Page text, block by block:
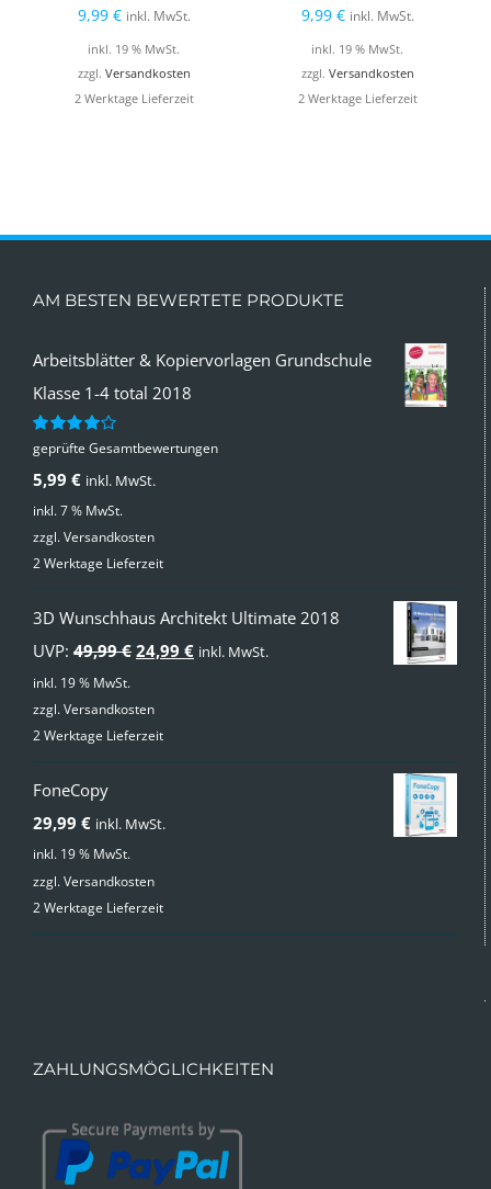
9,99 € inkl. MwSt.
inkl. 19 % MwSt.
zzgl. Versandkosten
2 Werktage Lieferzeit
9,99 € inkl. MwSt.
inkl. 19 % MwSt.
zzgl. Versandkosten
2 Werktage Lieferzeit
AM BESTEN BEWERTETE PRODUKTE
Arbeitsblätter & Kopiervorlagen Grundschule
Klasse 1-4 total 2018
Bewertet
von 5
geprüfte Gesamtbewertungen
5,99 € inkl. MwSt.
inkl. 7 % MwSt.
zzgl.Versandkosten
2 Werktage Lieferzeit
3D Wunschhaus Architekt Ultimate 2018
UVP: 49,99€ Ursprünglicher
war:
24,99 €Aktueller
inkl. MwSt.
inkl. 19 % MwSt.
zzgl.Versandkosten
2 Werktage Lieferzeit
FoneCopy
29,99 € inkl. MwSt.
inkl. 19 % MwSt.
zzgl.Versandkosten
2 Werktage Lieferzeit
ZAHLUNGSMÖGLICHKEITEN